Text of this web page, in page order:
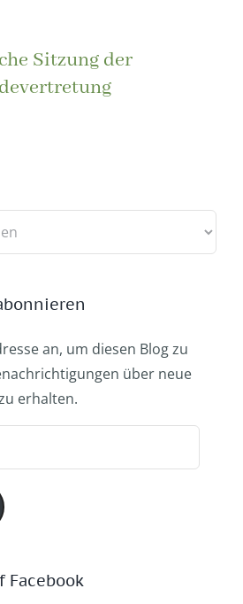
Sitzung der
an, um diesen Blog zu
über neue
erhalten.
Facebook